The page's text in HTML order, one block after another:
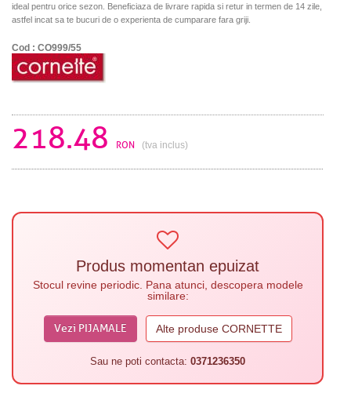
ideal pentru orice sezon. Beneficiaza de livrare rapida si retur in termen de 14 zile,
astfel incat sa te bucuri de o experienta de cumparare fara griji.
Cod : CO999/55
218.48 RON (tva inclus)
Produs momentan epuizat
Stocul revine periodic. Pana atunci, descopera modele
similare:
Vezi PIJAMALE Alte produse CORNETTE
Sau ne poti contacta: 0371236350